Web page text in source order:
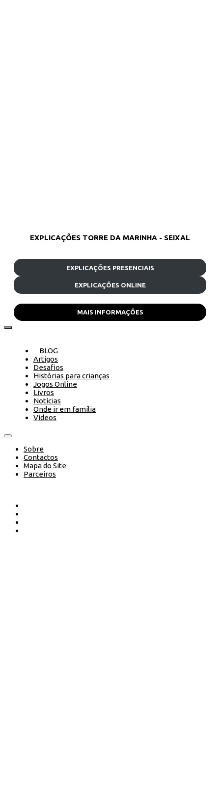
EXPLICAÇÕES TORRE DA MARINHA - SEIXAL
EXPLICAÇÕES PRESENCIAIS
EXPLICAÇÕES ONLINE
MAIS INFORMAÇÕES
BLOG
Artigos
Desafios
Histórias para crianças
Jogos Online
Livros
Notícias
Onde ir em família
Vídeos
Sobre
Contactos
Mapa do Site
Parceiros